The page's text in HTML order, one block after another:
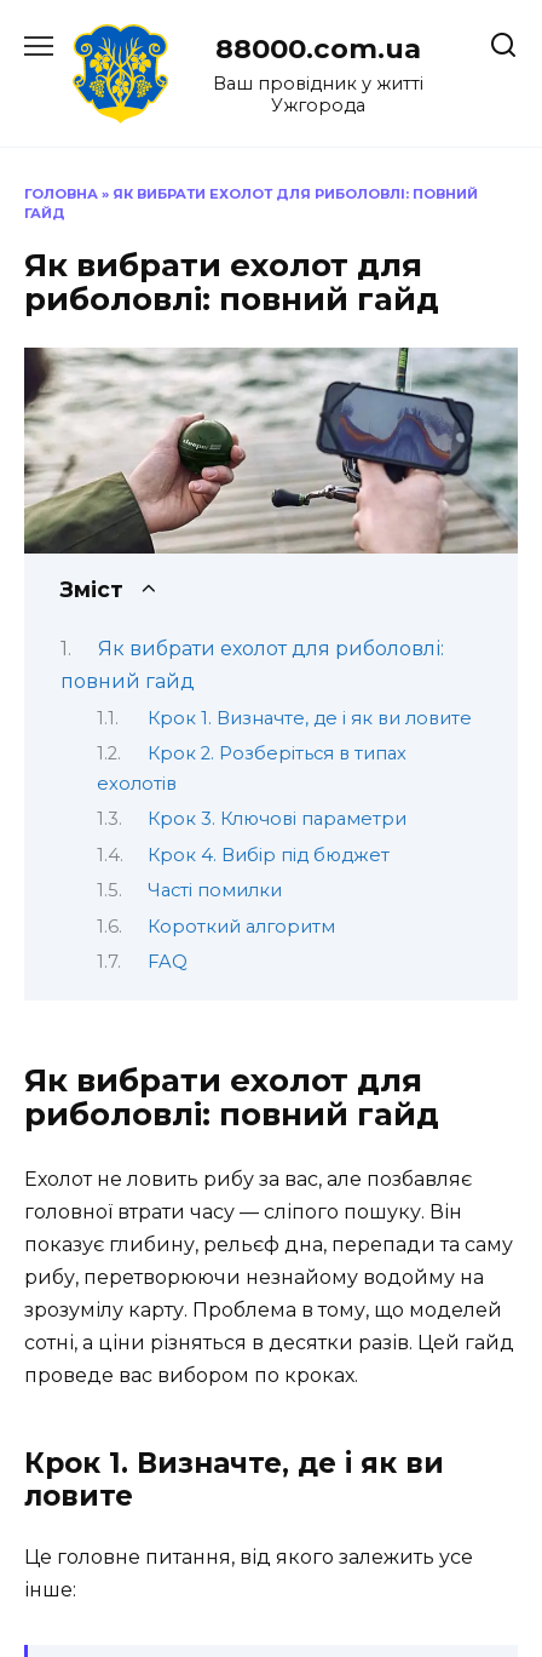
до
88000.com.ua
Ваш провідник у житті
Ужгорода
ГОЛОВНА » ЯК ВИБРАТИ ЕХОЛОТ ДЛЯ РИБОЛОВЛІ: ПОВНИЙ
ГАЙД
Як вибрати ехолот для
риболовлі: повний гайд
Зміст
Як вибрати ехолот для риболовлі:
повний гайд
Крок 1. Визначте, де і як ви ловите
Крок 2. Розберіться в типах
ехолотів
Крок 3. Ключові параметри
Крок 4. Вибір під бюджет
Часті помилки
Короткий алгоритм
FAQ
Як вибрати ехолот для
риболовлі: повний гайд
Ехолот не ловить рибу за вас, але позбавляє
головної втрати часу — сліпого пошуку. Він
показує глибину, рельєф дна, перепади та саму
рибу, перетворюючи незнайому водойму на
зрозумілу карту. Проблема в тому, що моделей
сотні, а ціни різняться в десятки разів. Цей гайд
проведе вас вибором по кроках.
Крок 1. Визначте, де і як ви
ловите
Це головне питання, від якого залежить усе
інше: